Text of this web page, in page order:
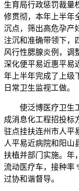
生育局行政惩罚裁量
修贯彻，本年上半年
沉点，筛出高危孕产
注沉和准确带领下，
风行性腮腺炎例，调
深化便平易近惠平易
年上半年完成了上级
日常卫生监视工做。
使泛博医疗卫生工
成消息化工程招投标
驻点挂扶连州市人平
人平易近病院和阳山
扶植并部门实施。年
流动医疗车，接种率
过协和谐督导。